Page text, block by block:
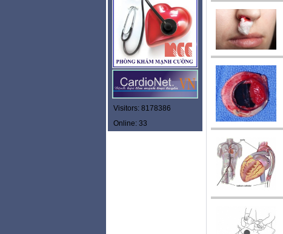
Visitors: 8178386
Online: 33